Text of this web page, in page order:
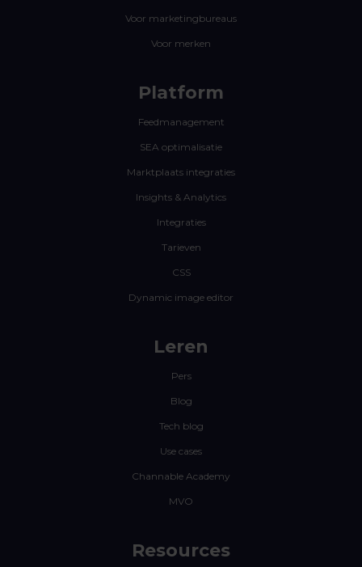
Voor marketingbureaus
Voor merken
Platform
Feedmanagement
SEA optimalisatie
Marktplaats integraties
Insights & Analytics
Integraties
Tarieven
CSS
Dynamic image editor
Leren
Pers
Blog
Tech blog
Use cases
Channable Academy
MVO
Resources